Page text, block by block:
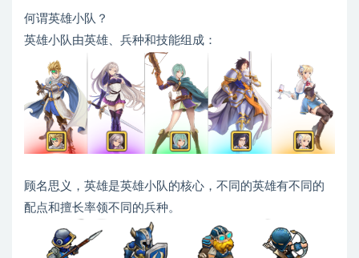
何谓英雄小队？
英雄小队由英雄、兵种和技能组成：
顾名思义，英雄是英雄小队的核心，不同的英雄有不同的
配点和擅长率领不同的兵种。